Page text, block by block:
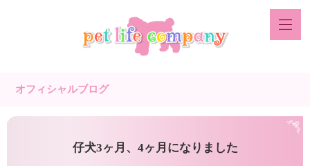
オフィシャルブログ
仔犬3ヶ月、4ヶ月になりました